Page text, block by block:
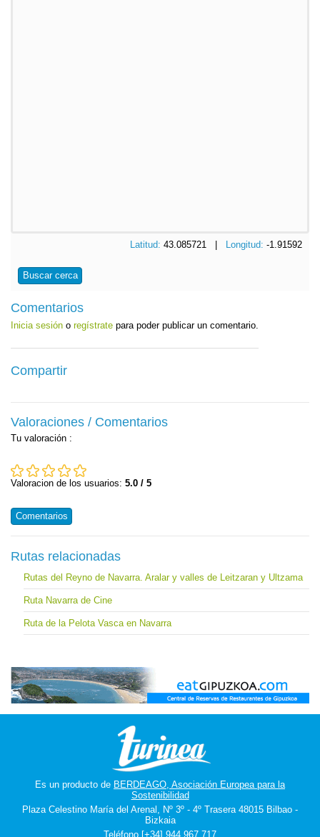
Latitud: 43.085721 | Longitud: -1.91592
Buscar cerca
Comentarios
Inicia sesión o regístrate para poder publicar un comentario.
Compartir
Valoraciones / Comentarios
Tu valoración :
Valoracion de los usuarios: 5.0 / 5
Comentarios
Rutas relacionadas
Rutas del Reyno de Navarra. Aralar y valles de Leitzaran y Ultzama
Ruta Navarra de Cine
Ruta de la Pelota Vasca en Navarra
Es un producto de BERDEAGO, Asociación Europea para la
Sostenibilidad
Plaza Celestino María del Arenal, Nº 3º - 4º Trasera 48015 Bilbao -
Bizkaia
Teléfono [+34] 944 967 717